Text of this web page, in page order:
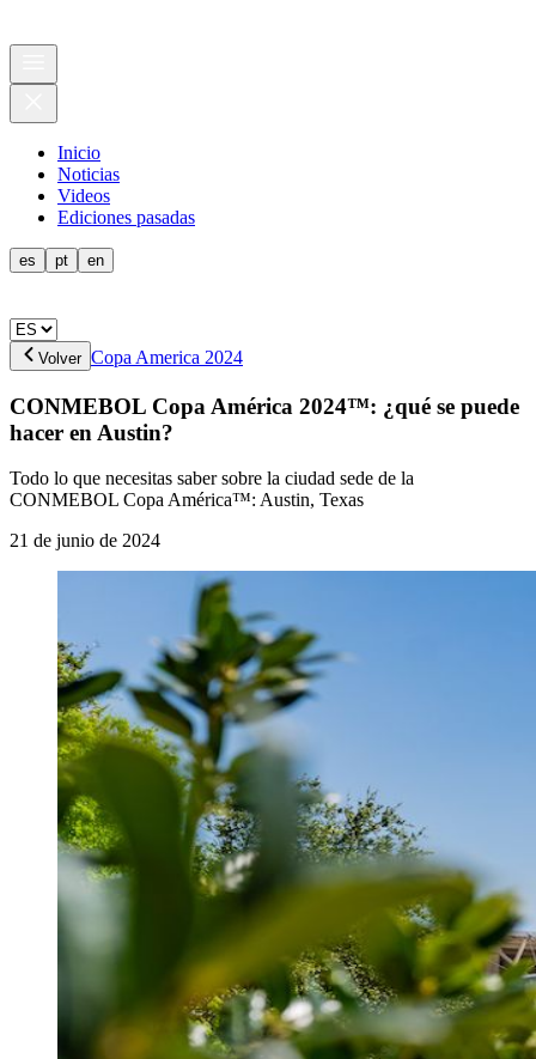
Inicio
Noticias
Videos
Ediciones pasadas
es pt en
Volver Copa America 2024
CONMEBOL Copa América 2024™: ¿qué se puede
hacer en Austin?
Todo lo que necesitas saber sobre la ciudad sede de la
CONMEBOL Copa América™: Austin, Texas
21 de junio de 2024